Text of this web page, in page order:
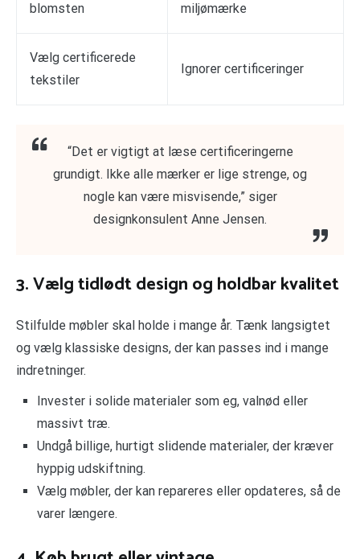
blomsten
miljømærke
Vælg certificerede
tekstiler
Ignorer certificeringer
“Det er vigtigt at læse certificeringerne
grundigt. Ikke alle mærker er lige strenge, og
nogle kan være misvisende,” siger
designkonsulent Anne Jensen.
3. Vælg tidlødt design og holdbar kvalitet
Stilfulde møbler skal holde i mange år. Tænk langsigtet
og vælg klassiske designs, der kan passes ind i mange
indretninger.
Invester i solide materialer som eg, valnød eller
massivt træ.
Undgå billige, hurtigt slidende materialer, der kræver
hyppig udskiftning.
Vælg møbler, der kan repareres eller opdateres, så de
varer længere.